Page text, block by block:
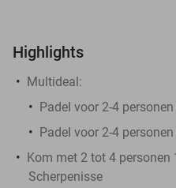
Highlights
Multideal:
Padel voor 2-4
Padel voor 2-4
Kom met 2 tot 4
Scherpenisse